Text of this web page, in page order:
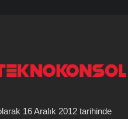
16 Aralık 2012 tarihinde